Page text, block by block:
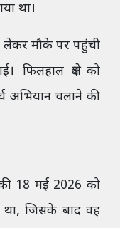
था।
लेकर मौके पर पहुंची
फिलहाल क्षेत्र को
अभियान चलाने की
18 मई 2026 को
जिसके बाद वह